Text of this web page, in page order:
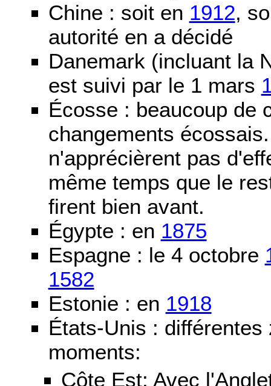
Chine : soit en 1912,
autorité en a décidé
Danemark (incluant la
est suivi par le 1 mars
Écosse : beaucoup de
changements
n'apprécièrent pas
même temps que le
firent bien avant.
Égypte : en 1875
Espagne : le 4 octobre
1582
Estonie : en 1918
États-Unis :
moments:
Côte Est: Avec